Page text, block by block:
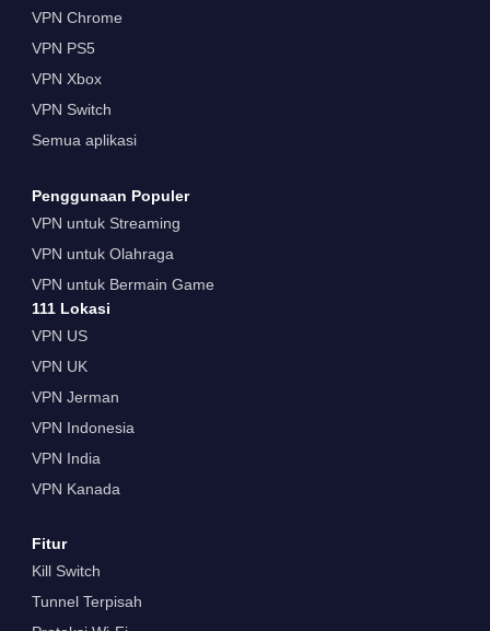
VPN Chrome
VPN PS5
VPN Xbox
VPN Switch
Semua aplikasi
Penggunaan Populer
VPN untuk Streaming
VPN untuk Olahraga
VPN untuk Bermain Game
111 Lokasi
VPN US
VPN UK
VPN Jerman
VPN Indonesia
VPN India
VPN Kanada
Fitur
Kill Switch
Tunnel Terpisah